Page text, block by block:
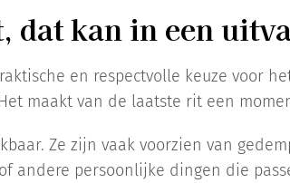
dat kan in een
en respectvolle keuze voor
maakt van de laatste rit een
Ze zijn vaak voorzien van
andere persoonlijke dingen die